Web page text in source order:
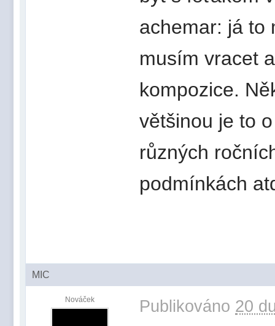
achemar: já to
musím vracet
kompozice.
většinou je to
různých
podmínkách
MIC
Nováček Publikováno 20